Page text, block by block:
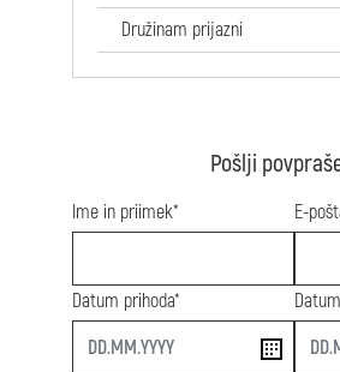
Družinam prijazni
Pošlji
Ime in priimek* E-
Datum prihoda*
start
end